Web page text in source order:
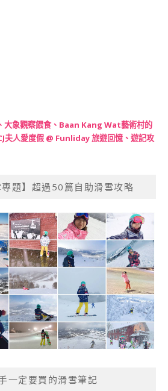
大象觀察餵食、Baan Kang Wat藝術村的
夫人愛度假 @ Funliday 旅遊回憶、遊記攻
專題】超過50篇自助滑雪攻略
一定要買的滑雪筆記